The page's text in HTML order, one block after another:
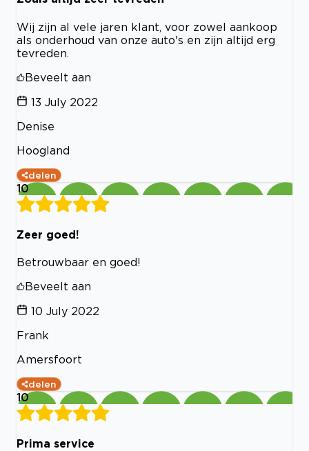
Wij zijn al vele jaren klant, voor zowel aankoop
als onderhoud van onze auto's en zijn altijd erg
tevreden.
Beveelt aan
13 July 2022
Denise
Hoogland
delen
10
Zeer goed!
Betrouwbaar en goed!
Beveelt aan
10 July 2022
Frank
Amersfoort
delen
10
Prima service